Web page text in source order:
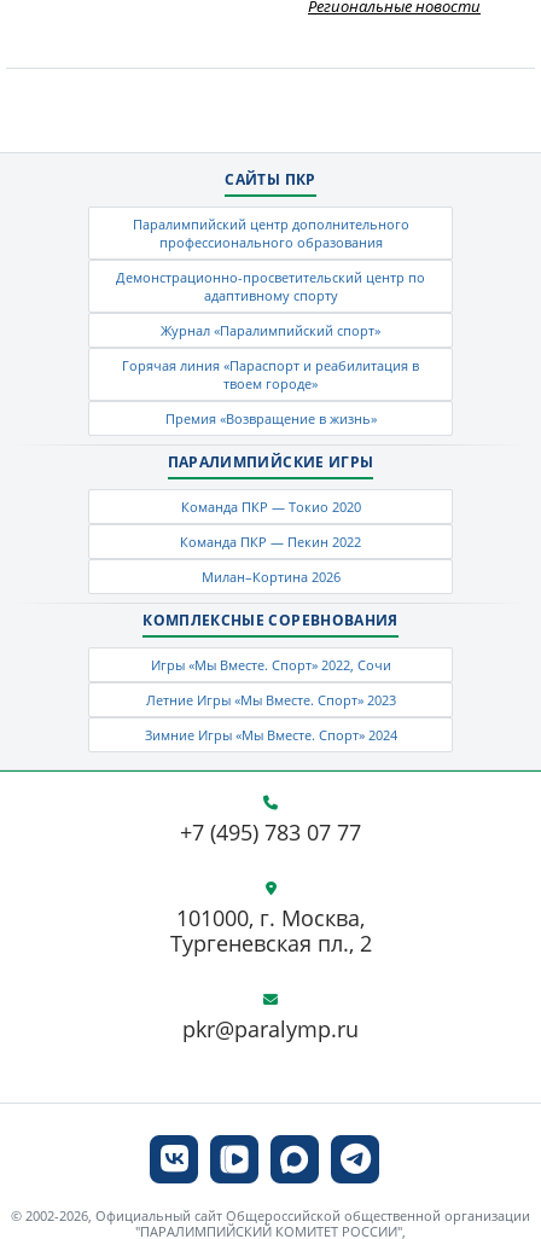
Региональные новости
САЙТЫ ПКР
Паралимпийский центр дополнительного
профессионального образования
Демонстрационно-просветительский центр по
адаптивному спорту
Журнал «Паралимпийский спорт»
Горячая линия «Параспорт и реабилитация в
твоем городе»
Премия «Возвращение в жизнь»
ПАРАЛИМПИЙСКИЕ ИГРЫ
Команда ПКР — Токио 2020
Команда ПКР — Пекин 2022
Милан–Кортина 2026
КОМПЛЕКСНЫЕ СОРЕВНОВАНИЯ
Игры «Мы Вместе. Спорт» 2022, Сочи
Летние Игры «Мы Вместе. Спорт» 2023
Зимние Игры «Мы Вместе. Спорт» 2024
+7 (495) 783 07 77
pkr@paralymp.ru
101000, г. Москва,
Тургеневская пл., 2
© 2002-2026, Официальный сайт Общероссийской общественной организации
"ПАРАЛИМПИЙСКИЙ КОМИТЕТ РОССИИ",